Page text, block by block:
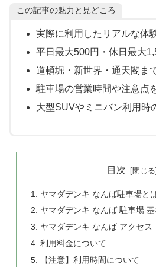
この記事の魅力と見どころ
実際に利用したリアルな体
平日最大500円・休日最大
道頓堀・新世界・通天閣ま
駐車場の営業時間や注意点
大型SUVやミニバン利用時
目次
ヤマダデンキ なんば駐車場と
ヤマダデンキ なんば 駐車場
ヤマダデンキ なんば アクセス
利用料金について
【注意】利用時間について